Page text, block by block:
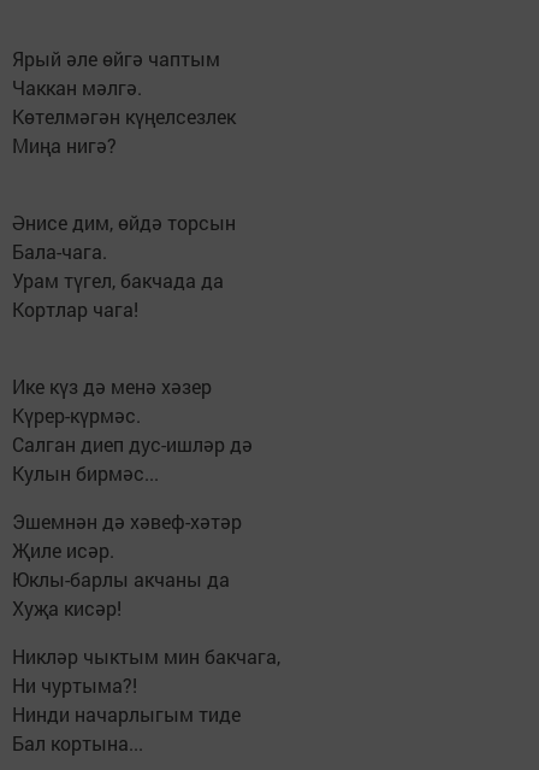
Ярый әле өйгә чаптым
Чаккан мәлгә.
Көтелмәгән күңелсезлек
Миңа нигә?
Әнисе дим, өйдә торсын
Бала-чага.
Урам түгел, бакчада да
Кортлар чага!
Ике күз дә менә хәзер
Күрер-күрмәс.
Салган диеп дус-ишләр дә
Кулын бирмәс...
Эшемнән дә хәвеф-хәтәр
Җиле исәр.
Юклы-барлы акчаны да
Хуҗа кисәр!
Никләр чыктым мин бакчага,
Ни чуртыма?!
Нинди начарлыгым тиде
Бал кортына...